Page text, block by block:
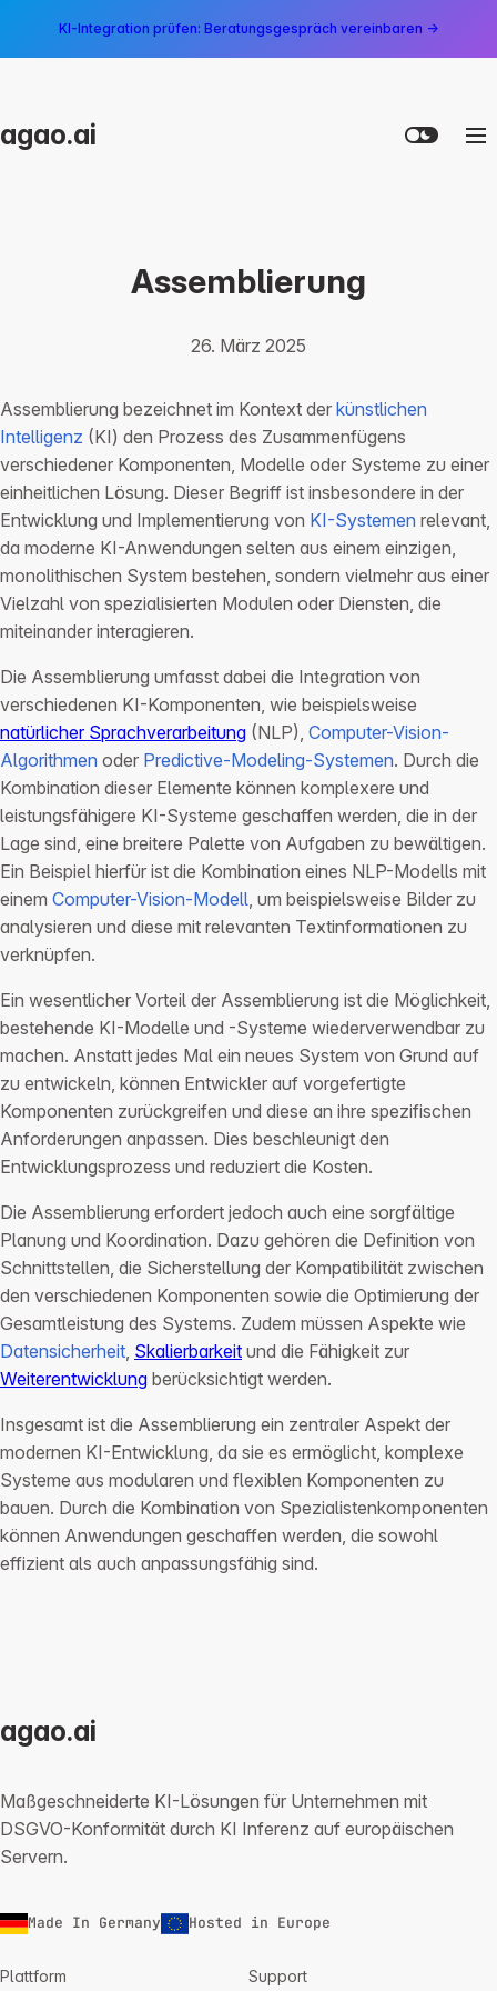
KI-Integration prüfen: Beratungsgespräch vereinbaren →
agao.ai
Assemblierung
26. März 2025
Assemblierung bezeichnet im Kontext der künstlichen
Intelligenz (KI) den Prozess des Zusammenfügens
verschiedener Komponenten, Modelle oder Systeme zu einer
einheitlichen Lösung. Dieser Begriff ist insbesondere in der
Entwicklung und Implementierung von KI-Systemen relevant,
da moderne KI-Anwendungen selten aus einem einzigen,
monolithischen System bestehen, sondern vielmehr aus einer
Vielzahl von spezialisierten Modulen oder Diensten, die
miteinander interagieren.
Die Assemblierung umfasst dabei die Integration von
verschiedenen KI-Komponenten, wie beispielsweise
natürlicher Sprachverarbeitung (NLP), Computer-Vision-
Algorithmen oder Predictive-Modeling-Systemen. Durch die
Kombination dieser Elemente können komplexere und
leistungsfähigere KI-Systeme geschaffen werden, die in der
Lage sind, eine breitere Palette von Aufgaben zu bewältigen.
Ein Beispiel hierfür ist die Kombination eines NLP-Modells mit
einem Computer-Vision-Modell, um beispielsweise Bilder zu
analysieren und diese mit relevanten Textinformationen zu
verknüpfen.
Ein wesentlicher Vorteil der Assemblierung ist die Möglichkeit,
bestehende KI-Modelle und -Systeme wiederverwendbar zu
machen. Anstatt jedes Mal ein neues System von Grund auf
zu entwickeln, können Entwickler auf vorgefertigte
Komponenten zurückgreifen und diese an ihre spezifischen
Anforderungen anpassen. Dies beschleunigt den
Entwicklungsprozess und reduziert die Kosten.
Die Assemblierung erfordert jedoch auch eine sorgfältige
Planung und Koordination. Dazu gehören die Definition von
Schnittstellen, die Sicherstellung der Kompatibilität zwischen
den verschiedenen Komponenten sowie die Optimierung der
Gesamtleistung des Systems. Zudem müssen Aspekte wie
Datensicherheit, Skalierbarkeit und die Fähigkeit zur
Weiterentwicklung berücksichtigt werden.
Insgesamt ist die Assemblierung ein zentraler Aspekt der
modernen KI-Entwicklung, da sie es ermöglicht, komplexe
Systeme aus modularen und flexiblen Komponenten zu
bauen. Durch die Kombination von Spezialistenkomponenten
können Anwendungen geschaffen werden, die sowohl
effizient als auch anpassungsfähig sind.
agao.ai
Maßgeschneiderte KI-Lösungen für Unternehmen mit
DSGVO-Konformität durch KI Inferenz auf europäischen
Servern.
Made In Germany Hosted in Europe
Plattform Support